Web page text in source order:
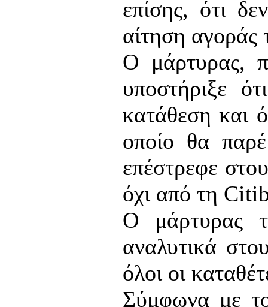
επίσης, ότι
αίτηση αγοράς
Ο μάρτυρας,
υποστήριξε
κατάθεση και
οποίο θα
επέστρεφε
όχι από τη
Ο μάρτυρας
αναλυτικά
όλοι οι
Σύμφωνα με